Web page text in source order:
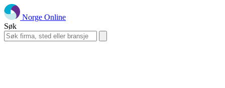
Norge Online
Søk